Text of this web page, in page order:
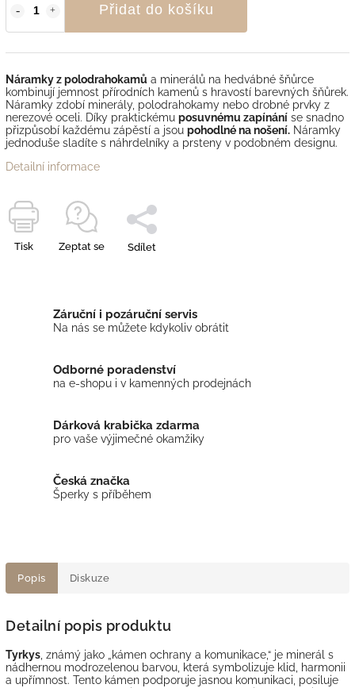
Přidat do košíku
Náramky z polodrahokamů a minerálů na hedvábné šňůrce
kombinují jemnost přírodních kamenů s hravostí barevných šňůrek.
Náramky zdobí minerály, polodrahokamy nebo drobné prvky z
nerezové oceli. Díky praktickému posuvnému zapínání se snadno
přizpůsobí každému zápěstí a jsou pohodlné na nošení. Náramky
jednoduše sladíte s náhrdelníky a prsteny v podobném designu.
Detailní informace
Tisk Zeptat se Sdílet
Záruční i pozáruční servis
Na nás se můžete kdykoliv obrátit
Odborné poradenství
na e-shopu i v kamenných prodejnách
Dárková krabička zdarma
pro vaše výjimečné okamžiky
Česká značka
Šperky s příběhem
Popis Diskuze
Detailní popis produktu
Tyrkys , známý jako „kámen ochrany a komunikace,“ je minerál s
nádhernou modrozelenou barvou, která symbolizuje klid, harmonii
a upřímnost. Tento kámen podporuje jasnou komunikaci, posiluje